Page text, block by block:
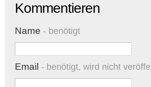
Kommentieren
Name - benötigt
Email - benötigt, wird nicht